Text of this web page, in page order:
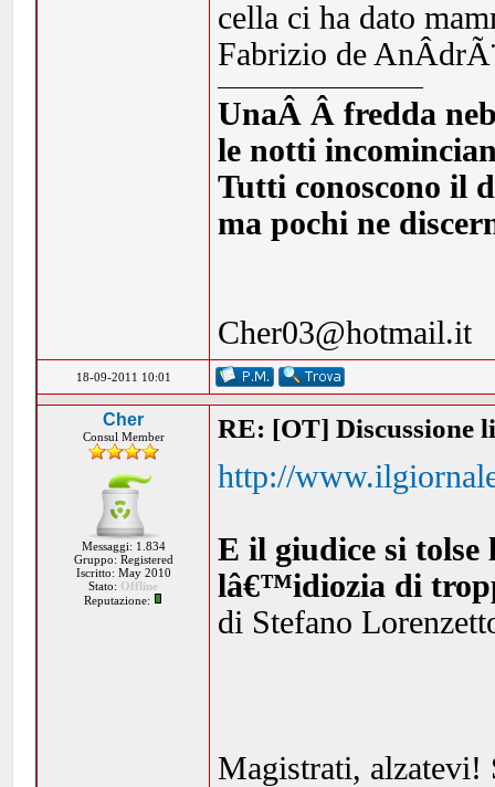
cella ci ha dato
Fabrizio de
UnaÂ Â fredda
le notti
Tutti conoscono il
ma pochi ne
Cher03@hotmail.it
18-09-2011 10:01
Cher
Consul Member
Messaggi: 1.834
Gruppo: Registered
Iscritto: May 2010
Stato: Offline
Reputazione:
RE: [OT] Discussione
http://
E il giudice si
lâ€™idiozia di
di Stefano
Magistrati, alzatevi!